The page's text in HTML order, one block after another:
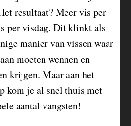
resultaat? Meer vis per
per visdag. Dit klinkt als
manier van vissen waar
moeten wennen en
krijgen. Maar aan het
kom je al snel thuis met
aantal vangsten!